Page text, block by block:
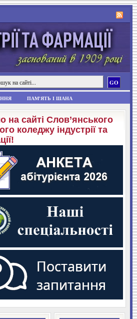
ПАМ'ЯТЬ І ШАНА
на сайті Слов’янського
коледжу індустрії та